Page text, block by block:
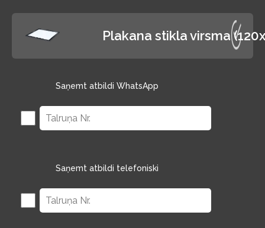
Plakana stikla virsma
Saņemt atbildi WhatsApp
Saņemt atbildi telefoniski